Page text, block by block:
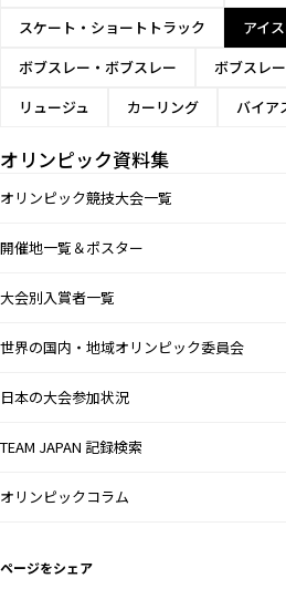
スケート・ショートトラック
アイ
ボブスレー・ボブスレー
ボブスレ
リュージュ
カーリング バイア
オリンピック資料集
オリンピック競技大会一覧
開催地一覧＆ポスター
大会別入賞者一覧
世界の国内・地域オリンピック委員会
日本の大会参加状況
TEAM JAPAN 記録検索
オリンピックコラム
ページをシェア